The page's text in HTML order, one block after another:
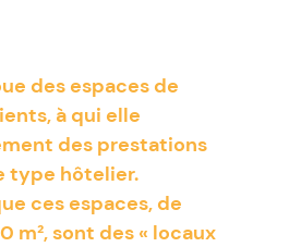
des espaces de
à qui elle
des prestations
type hôtelier.
ces espaces, de
m², sont des « locaux